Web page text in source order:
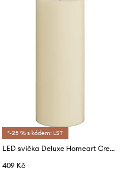
*-25 % s kódem: LST
LED svíčka Deluxe Homeart Cream Bloklys 5 x 12,5 cm
409 Kč